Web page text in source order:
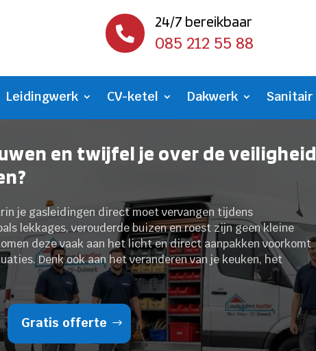

24/7 bereikbaar
085 212 55 88
Leidingwerk CV-ketel Dakwerk Sanitair
en twijfel je over de veiligheid
je gasleidingen direct moet vervangen tijdens
lekkages, verouderde buizen en roest zijn geen kleine
deze vaak aan het licht en direct aanpakken voorkomt
Denk ook aan het veranderen van je keuken, het
Gratis offerte